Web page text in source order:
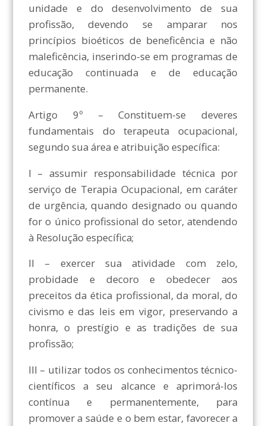
unidade e do desenvolvimento de sua
profissão, devendo se amparar nos
princípios bioéticos de beneficência e não
maleficência, inserindo-se em programas de
educação continuada e de educação
permanente.
Artigo 9º – Constituem-se deveres
fundamentais do terapeuta ocupacional,
segundo sua área e atribuição específica:
I – assumir responsabilidade técnica por
serviço de Terapia Ocupacional, em caráter
de urgência, quando designado ou quando
for o único profissional do setor, atendendo
à Resolução específica;
II – exercer sua atividade com zelo,
probidade e decoro e obedecer aos
preceitos da ética profissional, da moral, do
civismo e das leis em vigor, preservando a
honra, o prestígio e as tradições de sua
profissão;
III – utilizar todos os conhecimentos técnico-
científicos a seu alcance e aprimorá-los
contínua e permanentemente, para
promover a saúde e o bem estar, favorecer a